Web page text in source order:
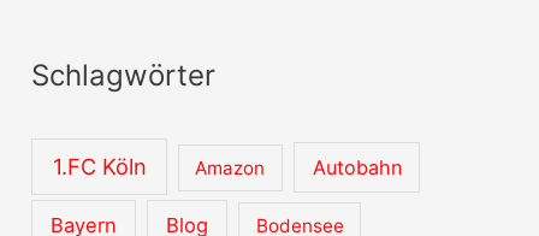
Schlagwörter
1.FC Köln Amazon Autobahn
Bayern Blog Bodensee